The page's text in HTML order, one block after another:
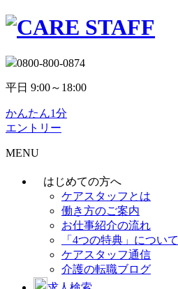
0800-800-0874
平日 9:00～18:00
かんたん1分
エントリー
MENU
はじめての方へ
ケアスタッフとは
働き方のご案内
お仕事紹介の流れ
「4つの特典」について
ケアスタッフ通信
介護の転職ブログ